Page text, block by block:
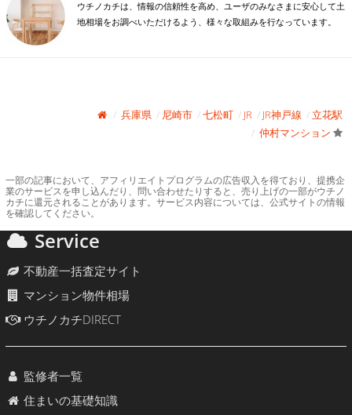
ウチノカチは、情報の信頼性を高め、ユーザのみなさまに安心して土
地相場をお調べいただけるよう、様々な取組みを行なっています。
兵庫県 尼崎市 七松町 JR JR神戸線
立花駅
仲村マンション
一部の記事において、アフィリエイトプログラムの広告収入を得ており、提携企
業のサービスを申し込んだり、問い合わせたりすると、売り上げの一部がウチノ
カチに還元されることがあります。サービス内容については、公式サイトの情報
を確認してください。
Service
不動産一括査定サイト
マンション物件相場
ウチノカチDIRECT
監修者一覧
住まいの基礎知識